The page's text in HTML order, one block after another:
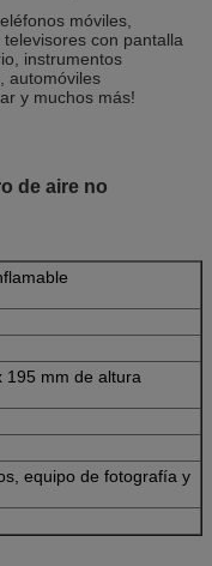
móviles,
con pantalla
instrumentos
automóviles
y muchos más!
de aire no
195 mm de altura
equipo de fotografía y